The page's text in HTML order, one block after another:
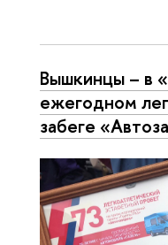
Вышкинцы – в
ежегодном
забеге